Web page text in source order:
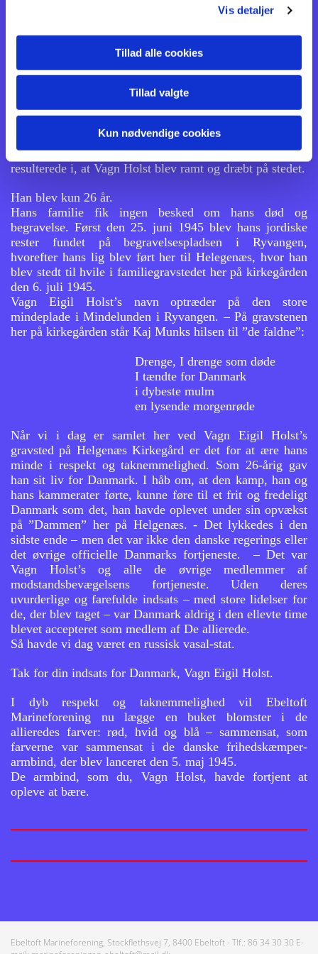
Vis detaljer
Tillad alle cookies
Tillad valgte
Kun nødvendige cookies
København, hvor der var opbevaret en større mængde
våben. – MEN …. En stikker – en københavnsk
grosserer i pengenød – havde hørt om aktionen og
anmeldte det til Gestapo. Da Vagn Holst ankom til
to af hans kammerater var allerede taget til fange og sad
med bagbundne hænder i håndjern.
Vagn Holst trak sit våben – velsagtens en pistol – men
arkiverne desværre ikke noget om. Det kom til en kraftig
ildkamp mellem ham og de fremmødte Gestapo-folk, der
resulterede i, at Vagn Holst blev ramt og dræbt på stedet.
Han blev kun 26 år.
Hans familie fik ingen besked om hans død og
begravelse. Først den 25. juni 1945 blev hans jordiske
rester fundet på begravelsespladsen i Ryvangen,
hvorefter hans lig blev ført her til Helegenæs, hvor han
blev stedt til hvile i familiegravstedet her på kirkegården
den 6. juli 1945.
Vagn Eigil Holst’s navn optræder på den store
mindeplade i Mindelunden i Ryvangen. – På gravstenen
her på kirkegården står Kaj Munks hilsen til ”de faldne”:
Drenge, I drenge som døde
I tændte for Danmark
i dybeste mulm
en lysende morgenrøde
Når vi i dag er samlet her ved Vagn Eigil Holst’s
gravsted på Helgenæs Kirkegård er det for at ære hans
minde i respekt og taknemmelighed. Som 26-årig gav
han sit liv for Danmark. I håb om, at den kamp, han og
hans kammerater førte, kunne føre til et frit og fredeligt
Danmark som det, han havde oplevet under sin opvækst
på ”Dammen” her på Helgenæs. - Det lykkedes i den
sidste ende – men det var ikke den danske regerings eller
det øvrige officielle Danmarks fortjeneste. – Det var
Vagn Holst’s og alle de øvrige medlemmer af
modstandsbevægelsens fortjeneste. Uden deres
uvurderlige og farefulde indsats – med store lidelser for
de, der blev taget – var Danmark aldrig i den ellevte time
blevet accepteret som medlem af De allierede.
Så havde vi dag været en russisk vasal-stat.
Tak for din indsats for Danmark, Vagn Eigil Holst.
I dyb respekt og taknemmelighed vil Ebeltoft
Marineforening nu lægge en buket blomster i de
allieredes farver: rød, hvid og blå – sammensat, som
farverne var sammensat i de danske frihedskæmper-
armbind, der blev lanceret den 5. maj 1945.
De armbind, som du, Vagn Holst, havde fortjent at
opleve at bære.
Ebeltoft Marineforening, Stockflethsvej 7, 8400 Ebeltoft - Tlf.: 86 34 30 30 E-